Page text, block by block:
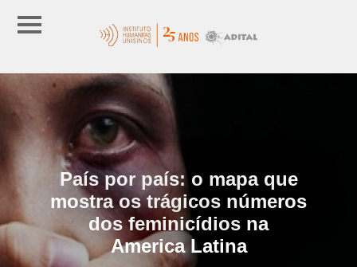
País por país: o mapa que
mostra os trágicos números
dos feminicídios na
America Latina